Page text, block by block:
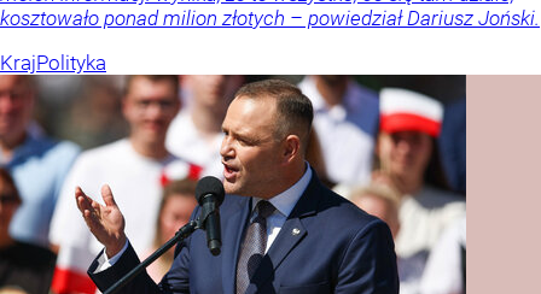
kosztowało ponad milion złotych – powiedział Dariusz Joński.
KrajPolityka